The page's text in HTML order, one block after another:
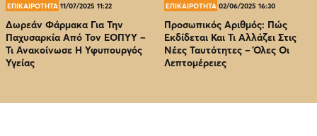
ΕΠΙΚΑΙΡΟΤΗΤΑ 11/07/2025 11:22
Δωρεάν Φάρμακα Για Την
Παχυσαρκία Από Τον EOΠΥΥ –
Τι Ανακοίνωσε Η Υφυπουργός
Υγείας
ΕΠΙΚΑΙΡΟΤΗΤΑ 02/06/2025 16:30
Προσωπικός Αριθμός: Πώς
Εκδίδεται Και Τι Αλλάζει Στις
Νέες Ταυτότητες – Όλες Οι
Λεπτομέρειες